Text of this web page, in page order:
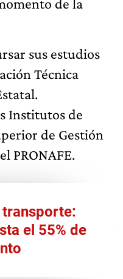
de la
sus estudios
Técnica
Institutos de
de Gestión
PRONAFE.
el 55% de